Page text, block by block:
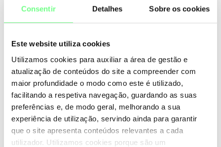
Consentir Detalhes Sobre os cookies
Este website utiliza cookies
Utilizamos cookies para auxiliar a área de gestão e
atualização de conteúdos do site a compreender com
maior profundidade o modo como este é utilizado,
facilitando a respetiva navegação, guardando as suas
preferências e, de modo geral, melhorando a sua
experiência de utilização, servindo ainda para garantir
que o site apresenta conteúdos relevantes a cada
utilizador. Utilizamos cookies porque são um
WebSP - Comercio e Prestacao de Servicos Informaticos
Lda
www.webhs.pt
XWord Media Inc
united-domains GmbH
https://www.united-domains.de